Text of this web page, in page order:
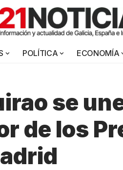
POLÍTICA ECONOMÍA
se
de los